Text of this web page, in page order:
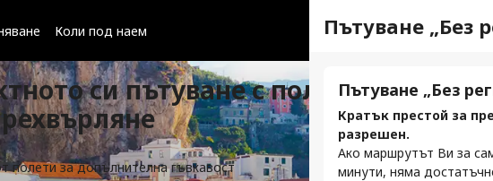
Коли под наем
си пътуване с полет със
полети за допълнителна гъвкавост
Отделни
Регистрация за
При резервация на
отделни, което
се регистрирате за
Пътуване „Без
Пътуване „Без
Кратък престой за
разрешен.
Ако маршрутът Ви за
минути, няма